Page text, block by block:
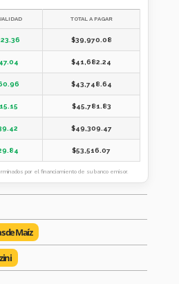
TOTAL A PAGAR
$39,970.08
$41,682.24
$43,748.64
$45,781.83
$49,309.47
$53,516.07
por el financiamiento de su banco emisor.
de Maíz